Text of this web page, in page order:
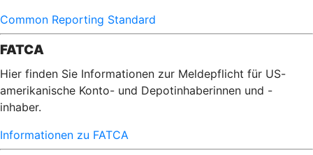
Common Reporting Standard
FATCA
Hier finden Sie Informationen zur Meldepflicht für US-
amerikanische Konto- und Depotinhaberinnen und -
inhaber.
Informationen zu FATCA